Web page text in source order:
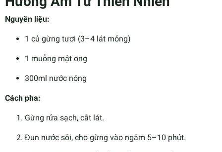
Nguyên liệu:
1 củ gừng tươi (3–4 lát mỏng)
1 muỗng mật ong
300ml nước nóng
Cách pha:
Gừng rửa sạch, cắt lát.
Đun nước sôi, cho gừng vào ngâm 5–10 phút.